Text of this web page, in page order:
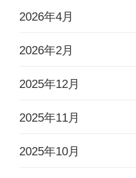
2026年4月
2026年2月
2025年12月
2025年11月
2025年10月